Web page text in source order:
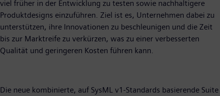
viel früher in der Entwicklung zu testen sowie nachhaltigere
Produktdesigns einzuführen. Ziel ist es, Unternehmen dabei zu
unterstützen, ihre Innovationen zu beschleunigen und die Zeit
bis zur Marktreife zu verkürzen, was zu einer verbesserten
Qualität und geringeren Kosten führen kann.
Die neue kombinierte, auf SysML v1-Standards basierende Suite